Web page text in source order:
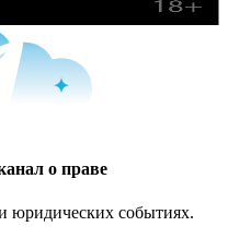
о праве
юридических событиях.